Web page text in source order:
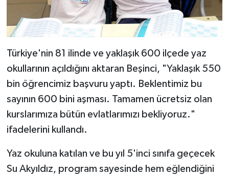
Türkiye'nin 81 ilinde ve yaklaşık 600 ilçede yaz
okullarının açıldığını aktaran Beşinci, "Yaklaşık 550
bin öğrencimiz başvuru yaptı. Beklentimiz bu
sayının 600 bini aşması. Tamamen ücretsiz olan
kurslarımıza bütün evlatlarımızı bekliyoruz."
ifadelerini kullandı.
Yaz okuluna katılan ve bu yıl 5'inci sınıfa geçecek
Su Akyıldız, program sayesinde hem eğlendiğini